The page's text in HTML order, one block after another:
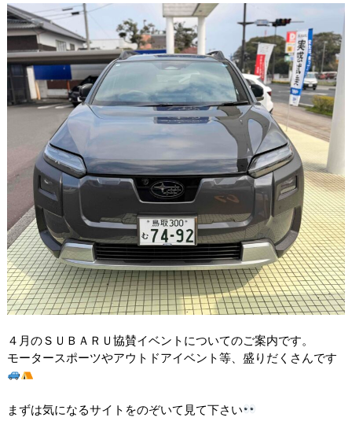
４月のＳＵＢＡＲＵ協賛イベントについてのご案内です。
モータースポーツやアウトドアイベント等、盛りだくさんです
まずは気になるサイトをのぞいて見て下さい